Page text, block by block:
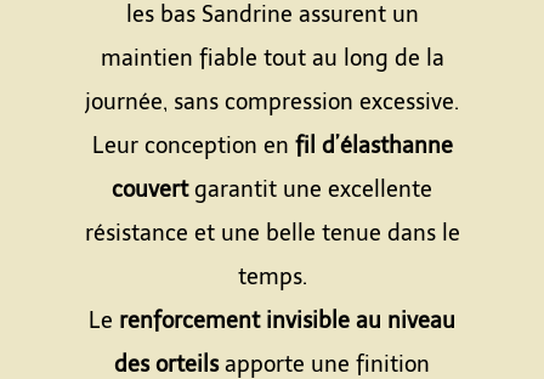
les bas Sandrine assurent un
maintien fiable tout au long de la
journée, sans compression excessive.
Leur conception en fil d’élasthanne
couvertgarantit une excellente
résistance et une belle tenue dans le
temps.
Le renforcement invisible au niveau
des orteilsapporte une finition